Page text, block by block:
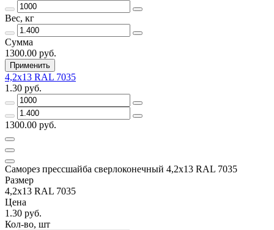
Вес, кг
Сумма
1300.00 руб.
Применить
4,2х13 RAL 7035
1.30 руб.
1300.00 руб.
Саморез прессшайба сверлоконечный 4,2х13 RAL 7035
Размер
4,2х13 RAL 7035
Цена
1.30 руб.
Кол-во, шт